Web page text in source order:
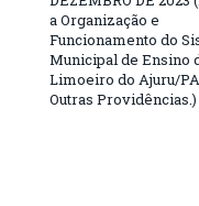
a Organização e
Funcionamento do
Municipal de Ensino
Limoeiro do Ajuru/
Outras Providências.)